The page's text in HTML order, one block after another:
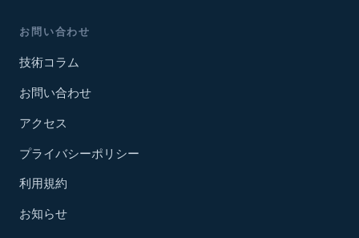
お問い合わせ
技術コラム
お問い合わせ
アクセス
プライバシーポリシー
利用規約
お知らせ